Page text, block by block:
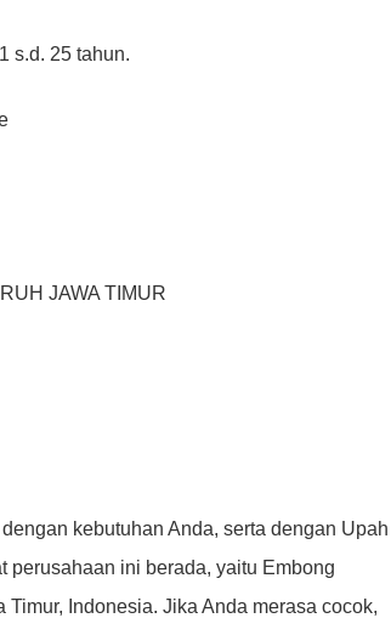
s.d. 25 tahun.
JAWA TIMUR
kebutuhan Anda, serta dengan Upah
perusahaan ini berada, yaitu Embong
Indonesia. Jika Anda merasa cocok,